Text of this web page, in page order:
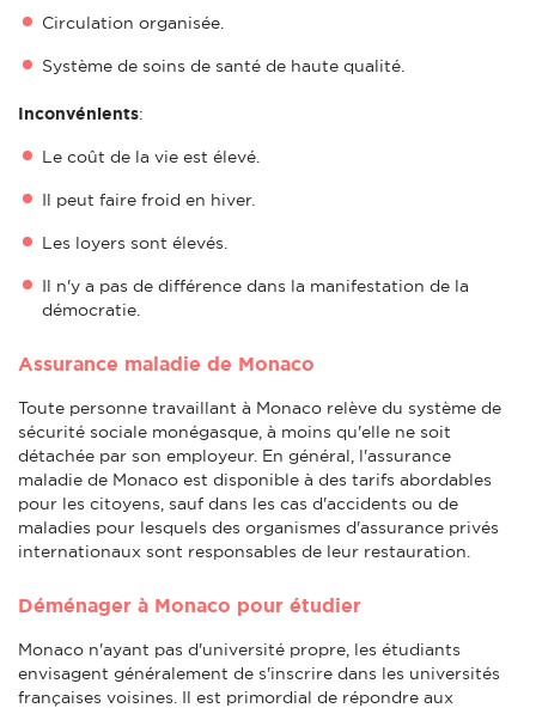
Circulation organisée.
Système de soins de santé de haute qualité.
Inconvénients:
Le coût de la vie est élevé.
Il peut faire froid en hiver.
Les loyers sont élevés.
Il n'y a pas de différence dans la manifestation de la
démocratie.
Assurance maladie de Monaco
Toute personne travaillant à Monaco relève du système de
sécurité sociale monégasque, à moins qu'elle ne soit
détachée par son employeur. En général, l'assurance
maladie de Monaco est disponible à des tarifs abordables
pour les citoyens, sauf dans les cas d'accidents ou de
maladies pour lesquels des organismes d'assurance privés
internationaux sont responsables de leur restauration.
Déménager à Monaco pour étudier
Monaco n'ayant pas d'université propre, les étudiants
envisagent généralement de s'inscrire dans les universités
françaises voisines. Il est primordial de répondre aux